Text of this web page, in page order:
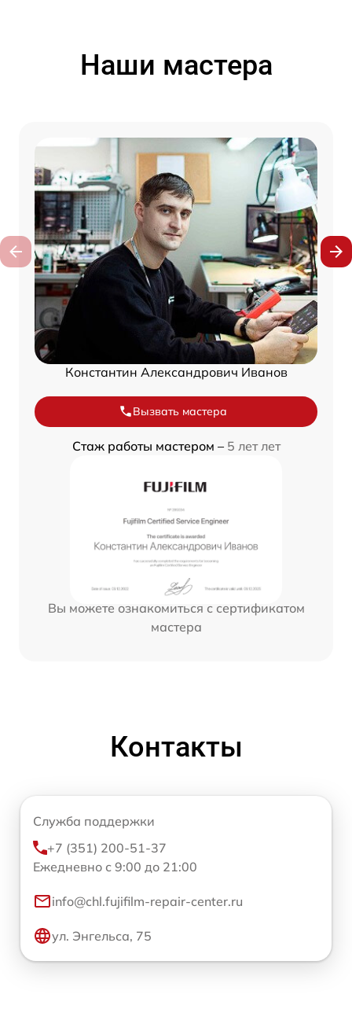
Наши мастера
Константин Александрович Иванов
Вызвать мастера
Стаж работы мастером – 5 лет лет
Вы можете ознакомиться с сертификатом
мастера
Контакты
Служба поддержки
+7 (351) 200-51-37
Ежедневно с 9:00 до 21:00
info@chl.fujifilm-repair-center.ru
ул. Энгельса, 75